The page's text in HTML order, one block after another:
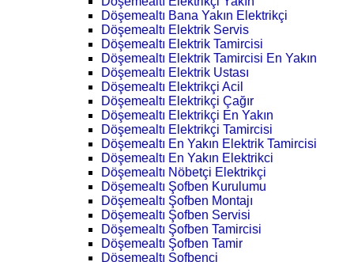
Döşemealtı Bana Yakın Elektrikçi
Döşemealtı Elektrik Servis
Döşemealtı Elektrik Tamircisi
Döşemealtı Elektrik Tamircisi En Yakın
Döşemealtı Elektrik Ustası
Döşemealtı Elektrikçi Acil
Döşemealtı Elektrikçi Çağır
Döşemealtı Elektrikçi En Yakın
Döşemealtı Elektrikçi Tamircisi
Döşemealtı En Yakın Elektrik Tamircisi
Döşemealtı En Yakın Elektrikci
Döşemealtı Nöbetçi Elektrikçi
Döşemealtı Şofben Kurulumu
Döşemealtı Şofben Montajı
Döşemealtı Şofben Servisi
Döşemealtı Şofben Tamircisi
Döşemealtı Şofben Tamir
Döşemealtı Şofbenci